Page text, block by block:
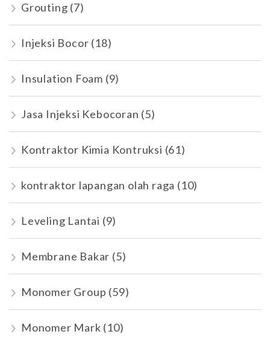
Grouting (7)
Injeksi Bocor (18)
Insulation Foam (9)
Jasa Injeksi Kebocoran (5)
Kontraktor Kimia Kontruksi (61)
kontraktor lapangan olah raga (10)
Leveling Lantai (9)
Membrane Bakar (5)
Monomer Group (59)
Monomer Mark (10)